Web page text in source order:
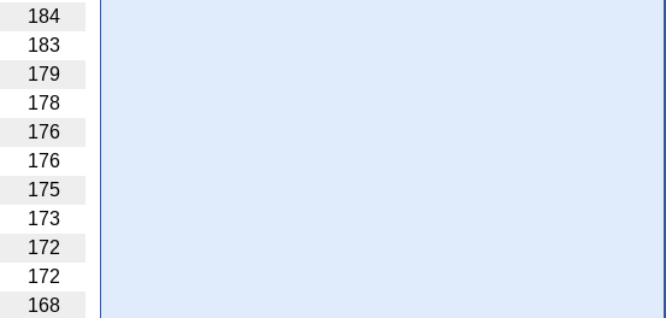
184
183
179
178
176
176
175
173
172
172
168